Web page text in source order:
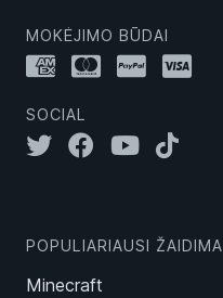
MOKĖJIMO BŪDAI
SOCIAL
POPULIARIAUSI ŽAIDIMAI
Minecraft